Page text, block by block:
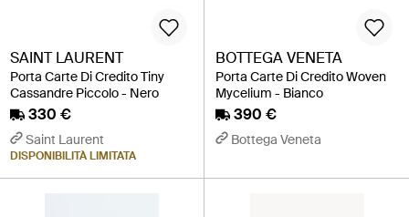
SAINT LAURENT
Porta Carte Di Credito Tiny
Cassandre Piccolo - Nero
330 €
Saint Laurent
DISPONIBILITÀ LIMITATA
BOTTEGA VENETA
Porta Carte Di Credito Woven
Mycelium - Bianco
390 €
Bottega Veneta